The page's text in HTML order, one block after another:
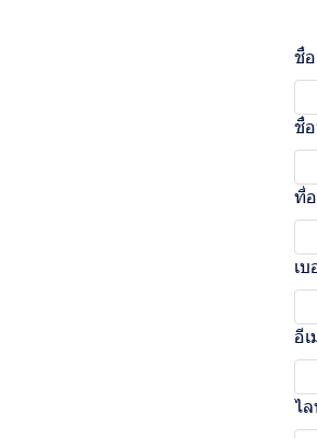
ชื่
ชื่
ที่
เ
อีเ
ไ